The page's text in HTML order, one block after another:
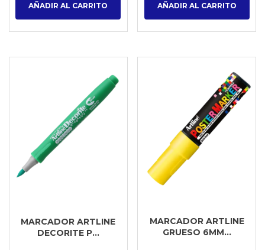
AÑADIR AL CARRITO AÑADIR AL CARRITO
MARCADOR ARTLINE
DECORITE P...
MARCADOR ARTLINE
GRUESO 6MM...